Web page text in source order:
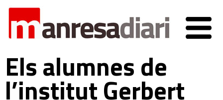
Els alumnes de
l’institut Gerbert